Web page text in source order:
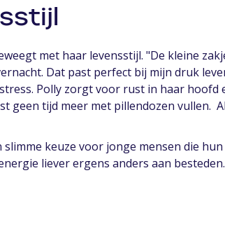
met haar levensstijl. "De kleine
Dat past perfect bij mijn druk
Polly zorgt voor rust in haar hoofd
geen tijd meer met pillendozen vullen.
keuze voor jonge mensen die hun
liever ergens anders aan besteden.